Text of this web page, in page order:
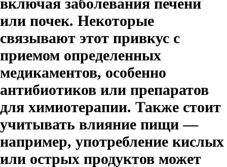
или почек. Некоторые
связывают этот привкус с
приемом определенных
медикаментов, особенно
антибиотиков или препаратов
для химиотерапии. Также стоит
учитывать влияние пищи —
например, употребление кислых
или острых продуктов может